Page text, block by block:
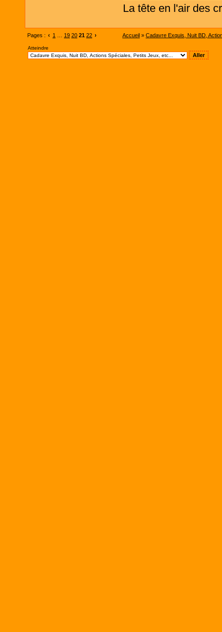
La tête en l'air des
Pages : ‹ 1 19 20 21 22 › Accueil » Cadavre Exquis, Nuit BD,
Atteindre